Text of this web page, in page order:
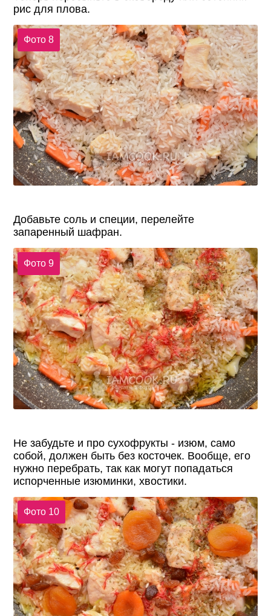
рис для плова.
Фото 8
Добавьте соль и специи, перелейте
запаренный шафран.
Фото 9
Не забудьте и про сухофрукты - изюм, само
собой, должен быть без косточек. Вообще, его
нужно перебрать, так как могут попадаться
испорченные изюминки, хвостики.
Фото 10